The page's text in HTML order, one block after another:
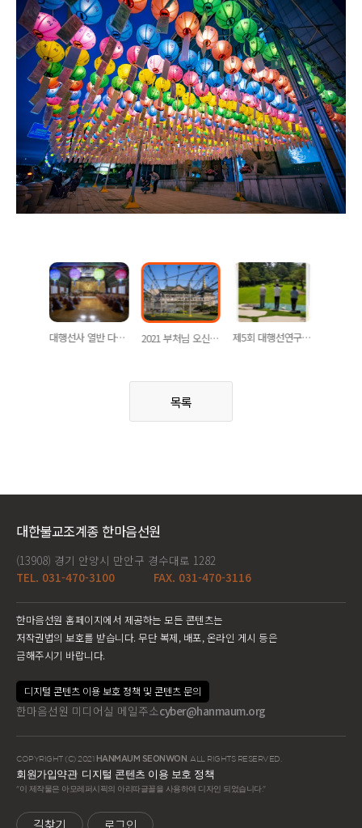
대행선사 열반 다례재 2021 부처님 오신날 스케치 제5회 대행선연구원 학술대회 스케치 및 제3회 묘공학술상 시상식 & 제3회 묘공학술장학생 증서수여식.(유튜브 생중계)
목록
대한불교조계종 한마음선원
(13908) 경기 안양시 만안구 경수대로 1282
TEL. 031-470-3100
FAX. 031-470-3116
한마음선원 홈페이지에서 제공하는 모든 콘텐츠는
저작권법의 보호를 받습니다. 무단 복제, 배포, 온라인 게시 등은
금해주시기 바랍니다.
디지털 콘텐츠 이용 보호 정책 및 콘텐츠 문의
한마음선원 미디어실 메일주소cyber@hanmaum.org
COPYRIGHT (C) 2021 HANMAUM SEONWON. ALL RIGHTS RESERVED.
회원가입약관 디지털 콘텐츠 이용 보호 정책
"이 제작물은 아모레퍼시픽의 아리따글꼴을 사용하여 디자인 되었습니다."
길찾기 로그인